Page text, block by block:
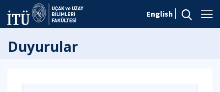
English
Duyurular